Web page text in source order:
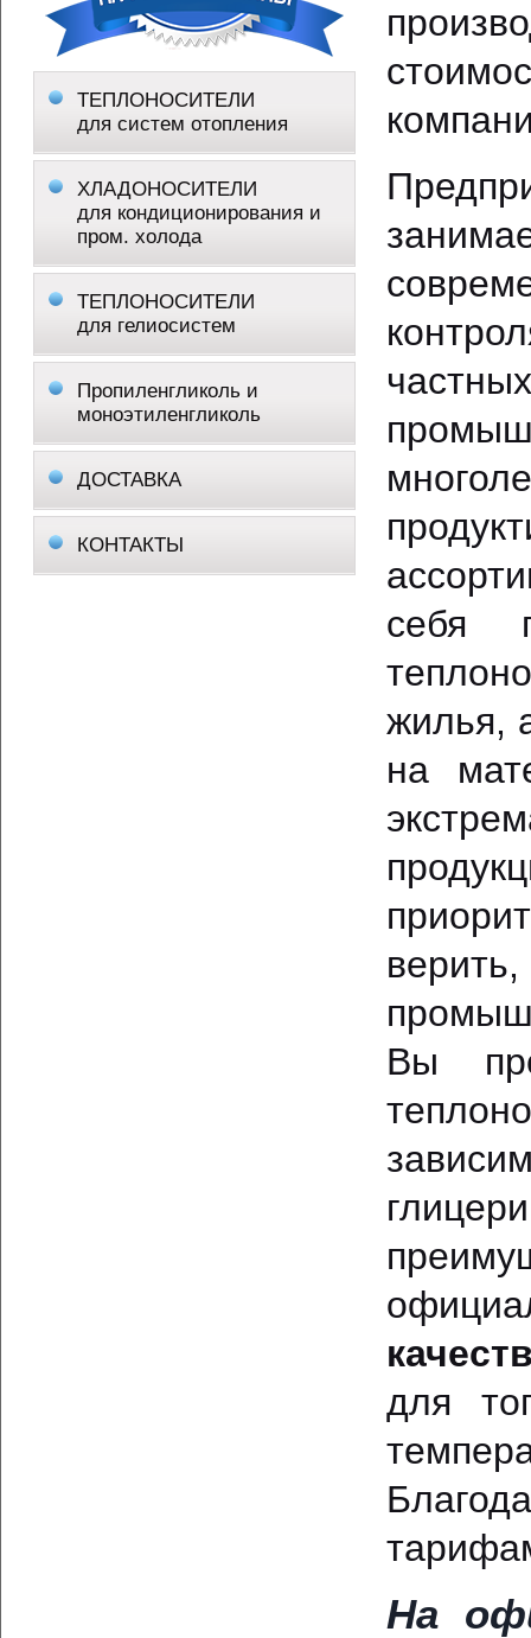
ТЕПЛОНОСИТЕЛИ
для систем отопления
ХЛАДОНОСИТЕЛИ
для кондиционирования и
пром. холода
ТЕПЛОНОСИТЕЛИ
для гелиосистем
Пропиленгликоль и
моноэтиленгликоль
ДОСТАВКА
КОНТАКТЫ
себя
жилья,
на
Вы
для
На